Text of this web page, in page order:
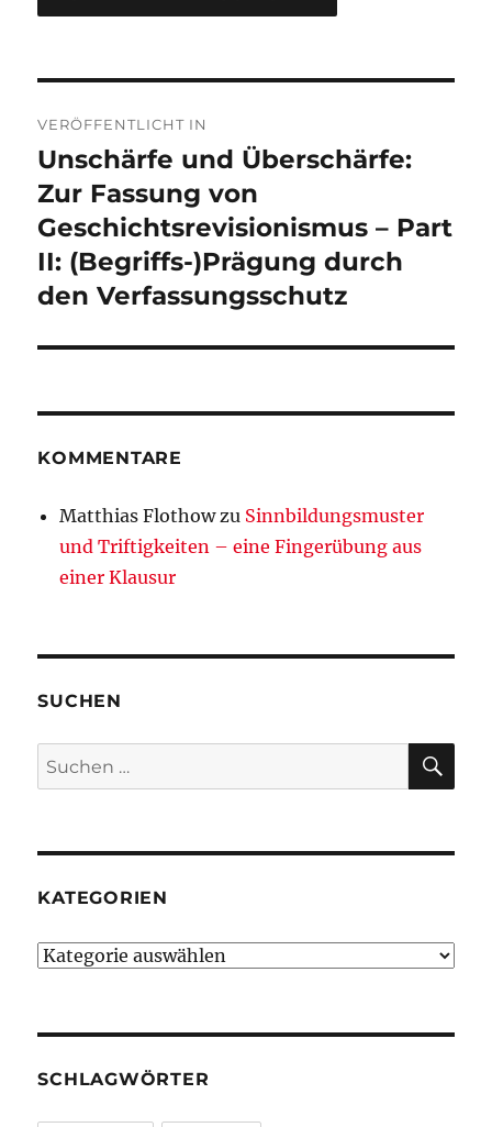
VERÖFFENTLICHT IN
Unschärfe und Überschärfe:
Zur Fassung von
Geschichtsrevisionismus – Part
II: (Begriffs-)Prägung durch
den Verfassungsschutz
KOMMENTARE
Matthias Flothowzu Sinnbildungsmuster
und Triftigkeiten – eine Fingerübung aus
einer Klausur
SUCHEN
Suchen
nach:
KATEGORIEN
Kategorien
SCHLAGWÖRTER